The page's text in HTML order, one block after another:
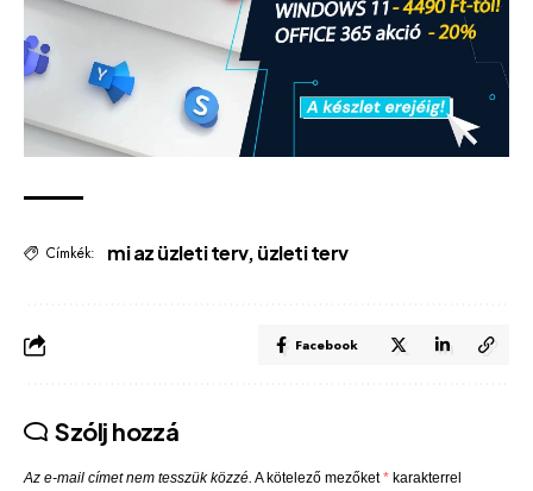
Címkék: mi az üzleti terv,üzleti terv
Facebook
Szólj hozzá
Az e-mail címet nem tesszük közzé. A kötelező mezőket* karakterrel